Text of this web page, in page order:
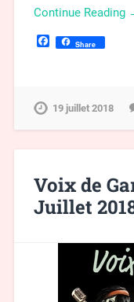
Continue Reading
Facebook
Share
19 juillet 2018
Voix de
Juillet